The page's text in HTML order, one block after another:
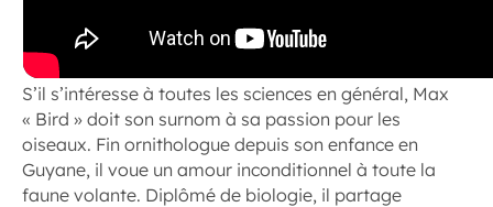
S’il s’intéresse à toutes les sciences en général, Max
« Bird » doit son surnom à sa passion pour les
oiseaux. Fin ornithologue depuis son enfance en
Guyane, il voue un amour inconditionnel à toute la
faune volante. Diplômé de biologie, il partage